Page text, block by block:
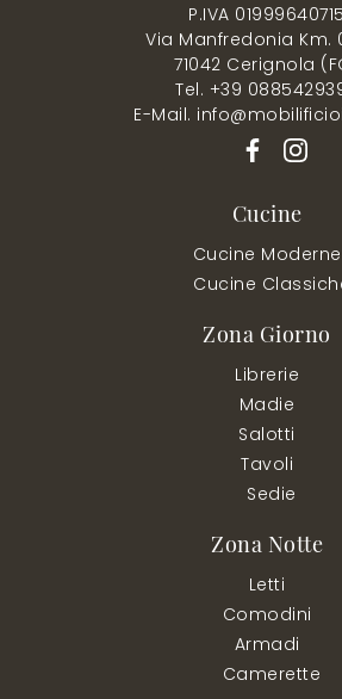
P.IVA 01999640715
Via Manfredonia Km.
71042 Cerignola
Tel. +39
E-Mail.
Cucine
Cucine Moderne
Cucine
Zona Giorno
Librerie
Madie
Salotti
Tavoli
Sedie
Zona Notte
Letti
Comodini
Armadi
Camerette